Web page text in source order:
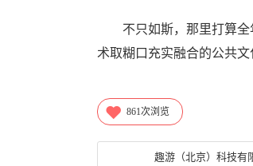
不只如斯，那里打算全
术取糊口充实融合的公共文
861次浏览
趣游（北京）科技有